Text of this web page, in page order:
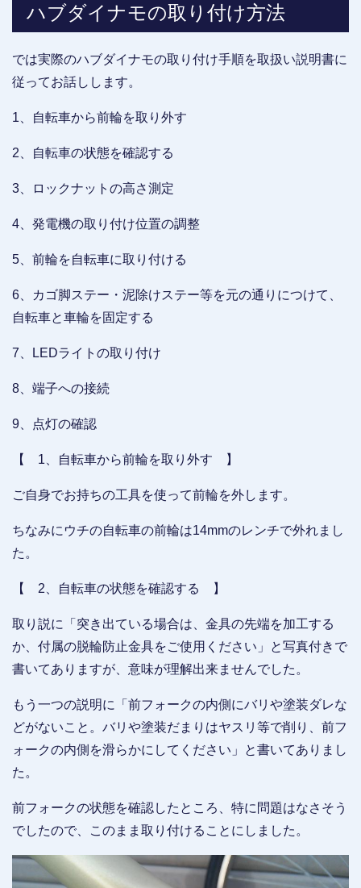
ハブダイナモの取り付け方法
では実際のハブダイナモの取り付け手順を取扱い説明書に
従ってお話しします。
1、自転車から前輪を取り外す
2、自転車の状態を確認する
3、ロックナットの高さ測定
4、発電機の取り付け位置の調整
5、前輪を自転車に取り付ける
6、カゴ脚ステー・泥除けステー等を元の通りにつけて、
自転車と車輪を固定する
7、LEDライトの取り付け
8、端子への接続
9、点灯の確認
【 1、自転車から前輪を取り外す 】
ご自身でお持ちの工具を使って前輪を外します。
ちなみにウチの自転車の前輪は14mmのレンチで外れまし
た。
【 2、自転車の状態を確認する 】
取り説に「突き出ている場合は、金具の先端を加工する
か、付属の脱輪防止金具をご使用ください」と写真付きで
書いてありますが、意味が理解出来ませんでした。
もう一つの説明に「前フォークの内側にバリや塗装ダレな
どがないこと。バリや塗装だまりはヤスリ等で削り、前フ
ォークの内側を滑らかにしてください」と書いてありまし
た。
前フォークの状態を確認したところ、特に問題はなさそう
でしたので、このまま取り付けることにしました。